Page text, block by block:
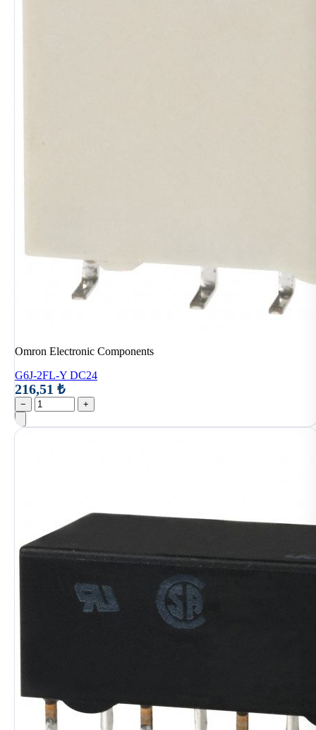
Omron Electronic Components
G6J-2FL-Y DC24
216,51 ₺
− +